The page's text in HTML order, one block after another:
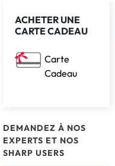
ACHETER UNE
CARTE CADEAU
Carte
Cadeau
DEMANDEZ À NOS
EXPERTS ET NOS
SHARP USERS